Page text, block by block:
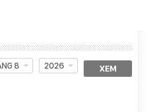
8 2026 XEM